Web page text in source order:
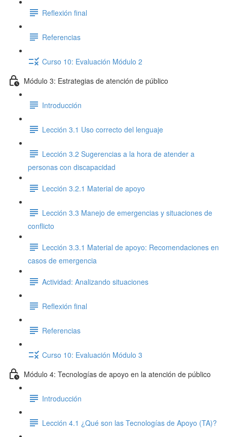
Reflexión final
Referencias
Curso 10: Evaluación Módulo 2
Módulo 3: Estrategias de atención de público
Introducción
Lección 3.1 Uso correcto del lenguaje
Lección 3.2 Sugerencias a la hora de atender a
personas con discapacidad
Lección 3.2.1 Material de apoyo
Lección 3.3 Manejo de emergencias y situaciones de
conflicto
Lección 3.3.1 Material de apoyo: Recomendaciones en
casos de emergencia
Actividad: Analizando situaciones
Reflexión final
Referencias
Curso 10: Evaluación Módulo 3
Módulo 4: Tecnologías de apoyo en la atención de público
Introducción
Lección 4.1 ¿Qué son las Tecnologías de Apoyo (TA)?